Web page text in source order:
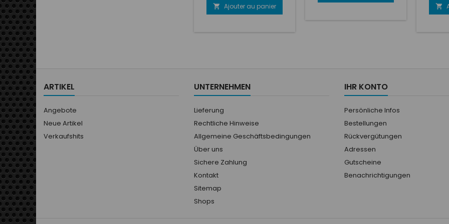
suralimentés équipés de
systèmes d'injection
températures, dans des
conditions de conduite
 Ajouter au panier
lavage pour lui rendre ses

ARTIKEL
Angebote
Neue Artikel
Verkaufshits
UNTERNEHMEN
Lieferung
Rechtliche Hinweise
Allgemeine Geschäftsbedingungen
Über uns
Sichere Zahlung
Kontakt
Sitemap
Shops
IHR KONTO
Persönliche Infos
Bestellungen
Rückvergütungen
Adressen
Gutscheine
Benachrichtigungen